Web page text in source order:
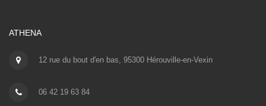
ATHENA
12 rue du bout d'en bas, 95300 Hérouville-en-Vexin
06 42 19 63 84